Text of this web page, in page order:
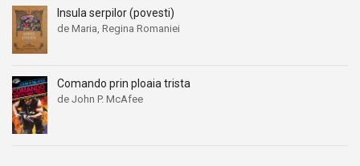
Insula serpilor (povesti)
de Maria, Regina Romaniei
Comando prin ploaia trista
de John P. McAfee